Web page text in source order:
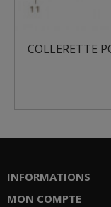
COLLERETTE
INFORMATIONS
MON COMPTE